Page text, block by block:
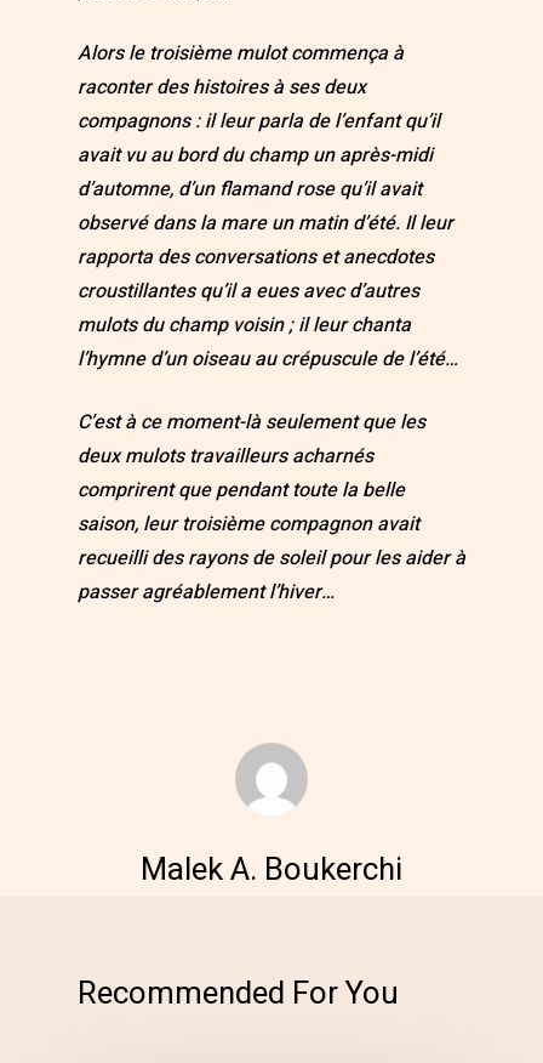
Alors le troisième mulot commença à
raconter des histoires à ses deux
compagnons : il leur parla de l’enfant qu’il
avait vu au bord du champ un après-midi
d’automne, d’un flamand rose qu’il avait
observé dans la mare un matin d’été. Il leur
rapporta des conversations et anecdotes
croustillantes qu’il a eues avec d’autres
mulots du champ voisin ; il leur chanta
l’hymne d’un oiseau au crépuscule de l’été…
C’est à ce moment-là seulement que les
deux mulots travailleurs acharnés
comprirent que pendant toute la belle
saison, leur troisième compagnon avait
recueilli des rayons de soleil pour les aider à
passer agréablement l’hiver…
Malek A. Boukerchi
Recommended For You